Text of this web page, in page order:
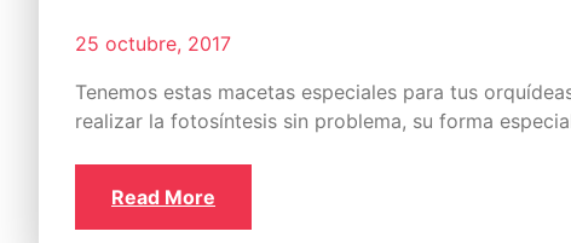
25 octubre, 2017
Tenemos estas macetas especiales para tus
realizar la fotosíntesis sin problema, su forma
Read More